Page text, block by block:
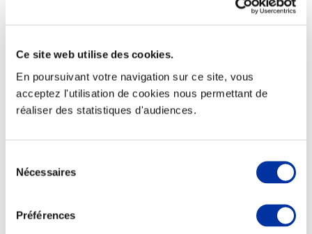
Ce site web utilise des cookies.
En poursuivant votre navigation sur ce site, vous
acceptez l'utilisation de cookies nous permettant de
réaliser des statistiques d'audiences.
Nécessaires
Préférences
Economie de ressources
Bien-être, Protection et Santé des animaux